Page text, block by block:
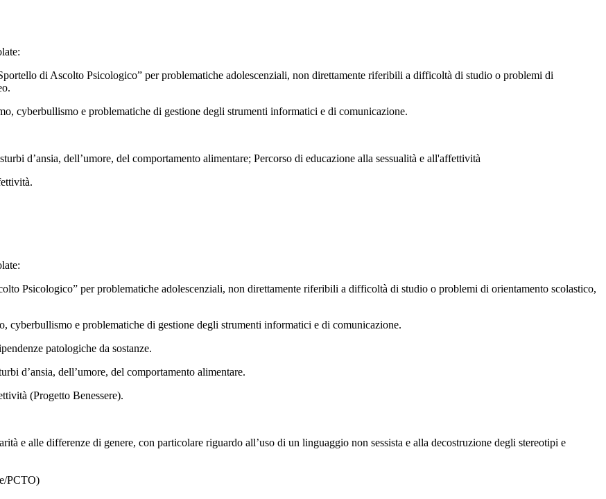
di Ascolto Psicologico” per problematiche adolescenziali, non direttamente riferibili a difficoltà di studio o problemi di
cyberbullismo e problematiche di gestione degli strumenti informatici e di comunicazione.
d’ansia, dell’umore, del comportamento alimentare; Percorso di educazione alla sessualità e all'affettività
Psicologico” per problematiche adolescenziali, non direttamente riferibili a difficoltà di studio o problemi di orientamento scolastico,
cyberbullismo e problematiche di gestione degli strumenti informatici e di comunicazione.
patologiche da sostanze.
d’ansia, dell’umore, del comportamento alimentare.
(Progetto Benessere).
e alle differenze di genere, con particolare riguardo all’uso di un linguaggio non sessista e alla decostruzione degli stereotipi e
PCTO)